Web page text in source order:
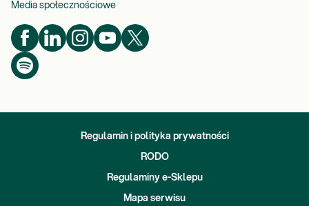
Media społecznościowe
Regulamin i polityka prywatności
RODO
Regulaminy e-Sklepu
Mapa serwisu